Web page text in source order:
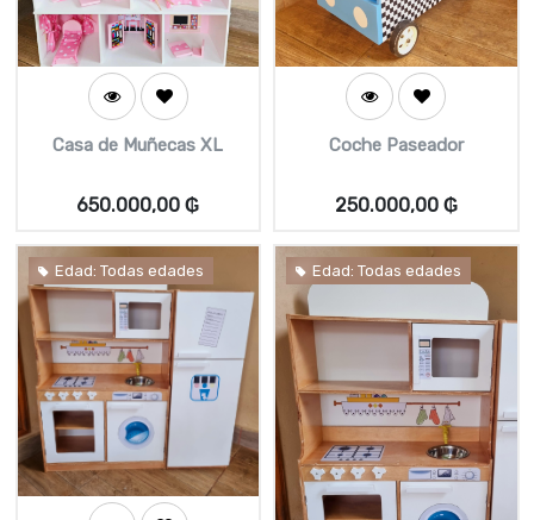
Casa de Muñecas XL
650.000,00 ₲
Coche Paseador
250.000,00₲
Edad: Todas edades Edad: Todas edades